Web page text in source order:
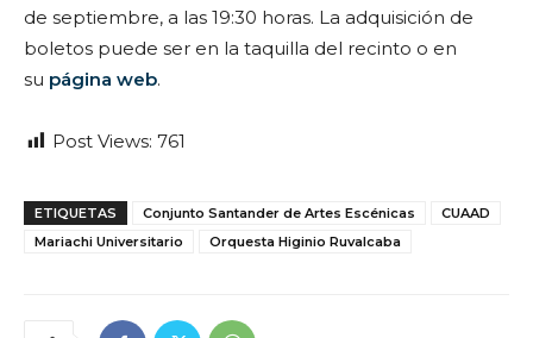
de septiembre, a las 19:30 horas. La adquisición de
boletos puede ser en la taquilla del recinto o en
su página web.
Post Views: 761
ETIQUETAS Conjunto Santander de Artes Escénicas
CUAAD
Mariachi Universitario
Orquesta Higinio Ruvalcaba